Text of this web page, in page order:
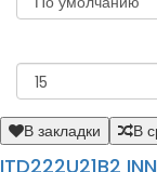
В закладки В
ITD222U21B2